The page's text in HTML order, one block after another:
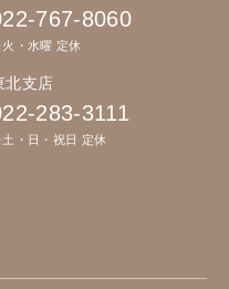
767-8060
・水曜 定休
北支店
283-3111
・日・祝日 定休